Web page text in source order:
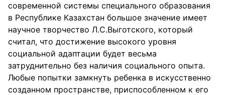
современной системы специального образования
в Республике Казахстан большое значение имеет
научное творчество Л.С.Выготского, который
считал, что достижение высокого уровня
социальной адаптации будет весьма
затруднительно без наличия социального опыта.
Любые попытки замкнуть ребенка в искусственно
созданном пространстве, приспособленном к его